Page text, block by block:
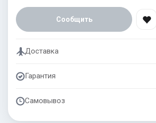
Сообщить
Доставка
Гарантия
Самовывоз